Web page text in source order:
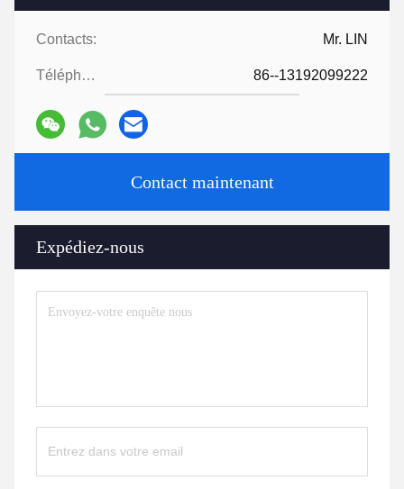
Contacts: Mr. LIN
Téléphone: 86--13192099222
Contact maintenant
Expédiez-nous